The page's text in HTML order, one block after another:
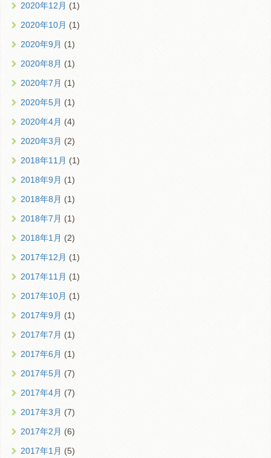
2020年12月 (1)
2020年10月 (1)
2020年9月 (1)
2020年8月 (1)
2020年7月 (1)
2020年5月 (1)
2020年4月 (4)
2020年3月 (2)
2018年11月 (1)
2018年9月 (1)
2018年8月 (1)
2018年7月 (1)
2018年1月 (2)
2017年12月 (1)
2017年11月 (1)
2017年10月 (1)
2017年9月 (1)
2017年7月 (1)
2017年6月 (1)
2017年5月 (7)
2017年4月 (7)
2017年3月 (7)
2017年2月 (6)
2017年1月 (5)